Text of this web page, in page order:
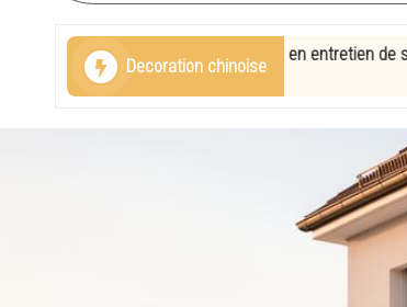
e
c
Decoration chinoise
: votre expert en entretien de stores et volets